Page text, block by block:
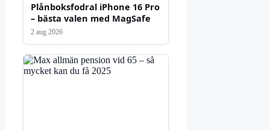
Plånboksfodral iPhone 16 Pro
– bästa valen med MagSafe
2 aug 2026